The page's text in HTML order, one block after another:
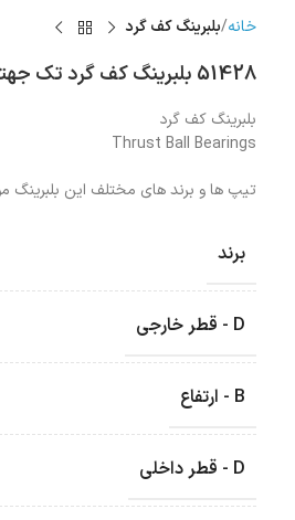
خانه بلبرینگ کف گرد
51428 بلبرینگ کف گرد تک جهته
بلبرینگ کف گرد
Thrust Ball Bearings
تیپ ها و برند های مختلف این بلبرینگ
برند
D - قطر خارجی
B - ارتفاع
D - قطر داخلی